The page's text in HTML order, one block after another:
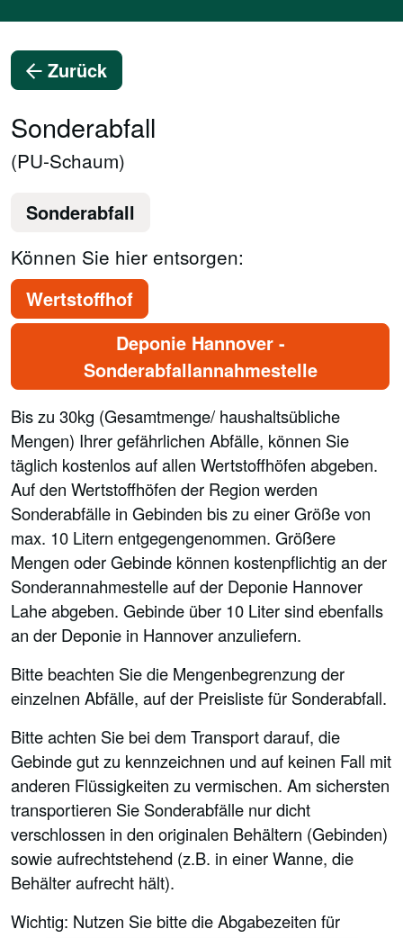
Zurück
Sonderabfall
(PU-Schaum)
Sonderabfall
Können Sie hier entsorgen:
Wertstoffhof
Deponie Hannover -
Sonderabfallannahmestelle
Bis zu 30kg (Gesamtmenge/ haushaltsübliche
Mengen) Ihrer gefährlichen Abfälle, können Sie
täglich kostenlos auf allen Wertstoffhöfen abgeben.
Auf den Wertstoffhöfen der Region werden
Sonderabfälle in Gebinden bis zu einer Größe von
max. 10 Litern entgegengenommen. Größere
Mengen oder Gebinde können kostenpflichtig an der
Sonderannahmestelle auf der Deponie Hannover
Lahe abgeben. Gebinde über 10 Liter sind ebenfalls
an der Deponie in Hannover anzuliefern.
Bitte beachten Sie die Mengenbegrenzung der
einzelnen Abfälle, auf der Preisliste für Sonderabfall.
Bitte achten Sie bei dem Transport darauf, die
Gebinde gut zu kennzeichnen und auf keinen Fall mit
anderen Flüssigkeiten zu vermischen. Am sichersten
transportieren Sie Sonderabfälle nur dicht
verschlossen in den originalen Behältern (Gebinden)
sowie aufrechtstehend (z.B. in einer Wanne, die
Behälter aufrecht hält).
Wichtig: Nutzen Sie bitte die Abgabezeiten für